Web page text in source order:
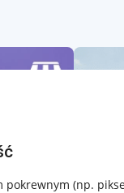
pokrewnym (np.